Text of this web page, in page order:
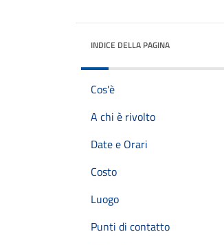
INDICE DELLA PAGINA
Cos'è
A chi è rivolto
Date e Orari
Costo
Luogo
Punti di contatto